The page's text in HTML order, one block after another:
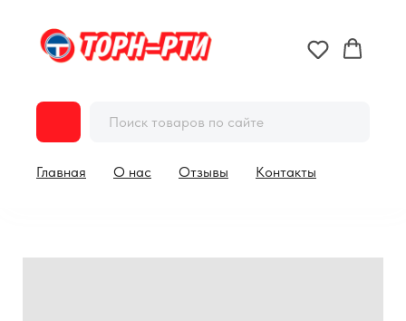
Главная О нас Отзывы Контакты